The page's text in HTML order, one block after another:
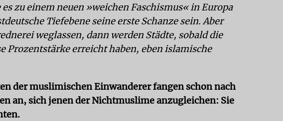
zu einem neuen »weichen Faschismus« in Europa
Tiefebene seine erste Schanze sein. Aber
weglassen, dann werden Städte, sobald die
Prozentstärke erreicht haben, eben islamische
der muslimischen Einwanderer fangen schon nach
an, sich jenen der Nichtmuslime anzugleichen: Sie